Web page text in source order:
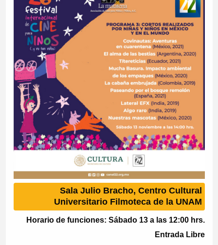
Sala Julio Bracho, Centro Cultural
Universitario Filmoteca de la UNAM
Horario de funciones: Sábado 13 a las 12:00 hrs.
Entrada Libre